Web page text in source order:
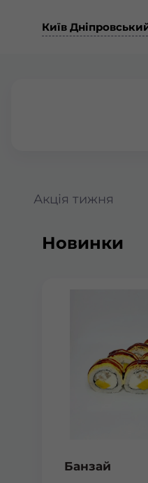
Київ
Акція тижня
Новинки
Банзай